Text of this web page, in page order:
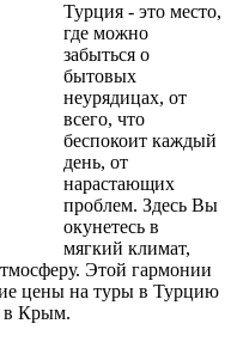
Турция - это место,
где можно
забыться о
бытовых
неурядицах, от
всего, что
беспокоит каждый
день, от
нарастающих
проблем. Здесь Вы
окунетесь в
мягкий климат,
Этой гармонии
цены на туры в Турцию
в Крым.